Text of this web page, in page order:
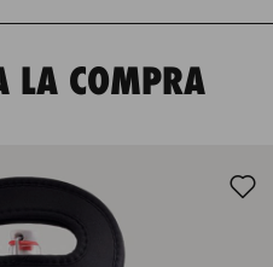
LA COMPRA